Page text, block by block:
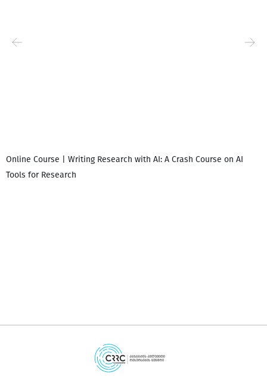
Online Course | Writing Research with AI: A Crash Course on AI
Tools for Research